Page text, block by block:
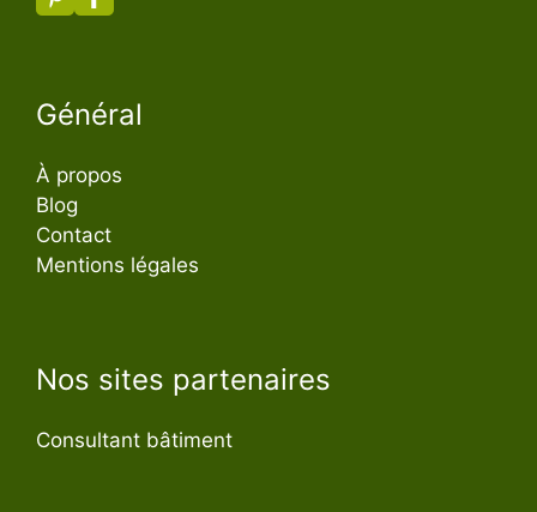
Général
À propos
Blog
Contact
Mentions légales
Nos sites partenaires
Consultant bâtiment